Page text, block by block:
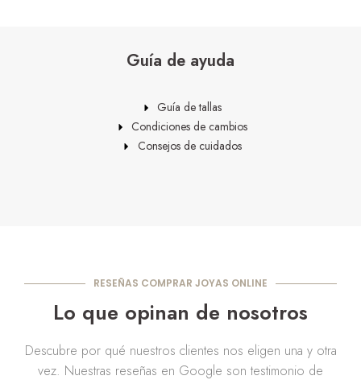
Guía de ayuda
Guía de tallas
Condiciones de cambios
Consejos de cuidados
RESEÑAS COMPRAR JOYAS ONLINE
Lo que opinan de nosotros
Descubre por qué nuestros clientes nos eligen una y otra
vez. Nuestras reseñas en Google son testimonio de